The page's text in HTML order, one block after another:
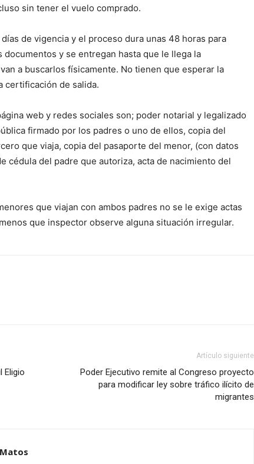
sin tener el vuelo comprado.
de vigencia y el proceso dura unas 48 horas para
y se entregan hasta que le llega la
a buscarlos físicamente. No tienen que esperar la
certificación de salida.
web y redes sociales son; poder notarial y legalizado
firmado por los padres o uno de ellos, copia del
que viaja, copia del pasaporte del menor, (con datos
cédula del padre que autoriza, acta de nacimiento del
que viajan con ambos padres no se le exige actas
que inspector observe alguna situación irregular.
Eligio
Artículo siguiente
Poder Ejecutivo remite al Congreso proyecto
para modificar ley sobre tráfico ilícito de
migrantes